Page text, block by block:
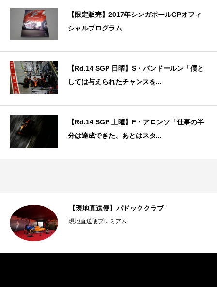
【限定販売】2017年シンガポールGPオフィ
シャルプログラム
【Rd.14 SGP 日曜】S・バンドールン「僕と
しては与えられたチャンスを...
【Rd.14 SGP 土曜】F・アロンソ「仕事の半
分は達成できた、あとはスタ...
【現地直送便】パドッククラブ
現地直送便プレミアム